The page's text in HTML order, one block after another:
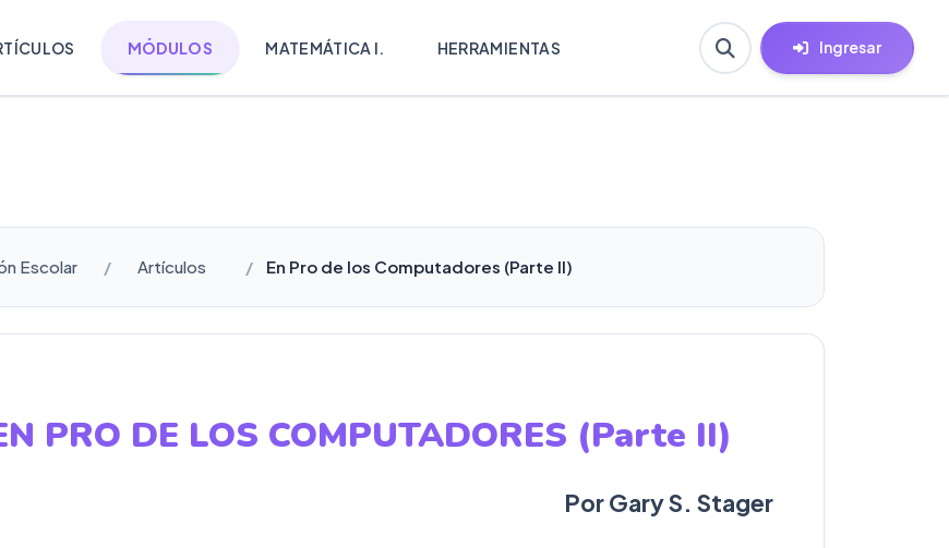
MÓDULOS MATEMÁTICA I. HERRAMIENTAS Ingresar
Escolar Artículos En Pro de los Computadores (Parte II)
PRO DE LOS COMPUTADORES (Parte II)
Por Gary S. Stager